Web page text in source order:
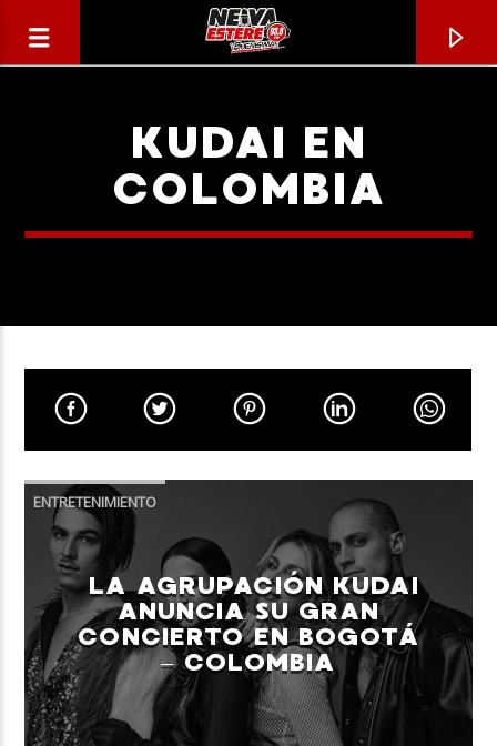
CANCIÓN ACTUAL
TÍTULO
ARTISTA
Neiva Estereo
KUDAI EN
COLOMBIA
ENTRETENIMIENTO
LA AGRUPACIÓN KUDAI
ANUNCIA SU GRAN
CONCIERTO EN BOGOTÁ
– COLOMBIA